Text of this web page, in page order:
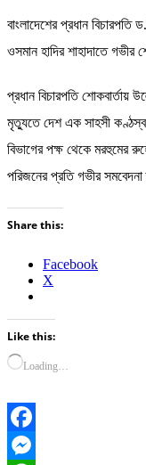
বাংলাদেশের প্রধান
ওসমান হাদির শাহাদাতে
প্রধান বিচারপতি শোকবার্তায়
মৃত্যুতে দেশ এক সাহসী
বিভাগের পক্ষ থেকে মরহুমের
পরিজনের প্রতি গভীর সমবেদনা
Share this:
Facebook
X
Like this:
Loading…
Facebook